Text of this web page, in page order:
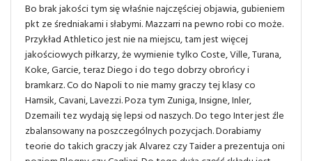
Bo brak jakości tym się właśnie najczęściej objawia, gubieniem
pkt ze średniakami i słabymi. Mazzarri na pewno robi co może.
Przykład Athletico jest nie na miejscu, tam jest więcej
jakościowych piłkarzy, że wymienie tylko Coste, Ville, Turana,
Koke, Garcie, teraz Diego i do tego dobrzy obrońcy i
bramkarz. Co do Napoli to nie mamy graczy tej klasy co
Hamsik, Cavani, Lavezzi. Poza tym Zuniga, Insigne, Inler,
Dzemaili tez wydają się lepsi od naszych. Do tego Inter jest źle
zbalansowany na poszczególnych pozycjach. Dorabiamy
teorie do takich graczy jak Alvarez czy Taider a prezentuja oni